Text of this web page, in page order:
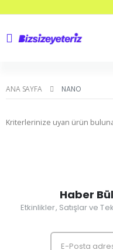
ANA SAYFA NANO
Kriterlerinize uyan ürün
Haber
Etkinlikler, Satışlar ve